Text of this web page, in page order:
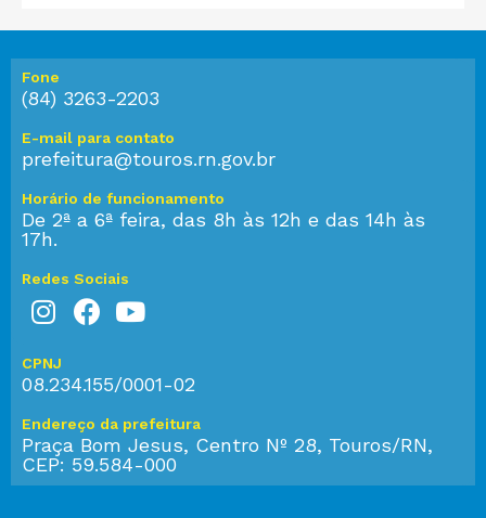
Fone
(84) 3263-2203
E-mail para contato
prefeitura@touros.rn.gov.br
Horário de funcionamento
De 2ª a 6ª feira, das 8h às 12h e das 14h às
17h.
Redes Sociais
CPNJ
08.234.155/0001-02
Endereço da prefeitura
Praça Bom Jesus, Centro Nº 28, Touros/RN,
CEP: 59.584-000